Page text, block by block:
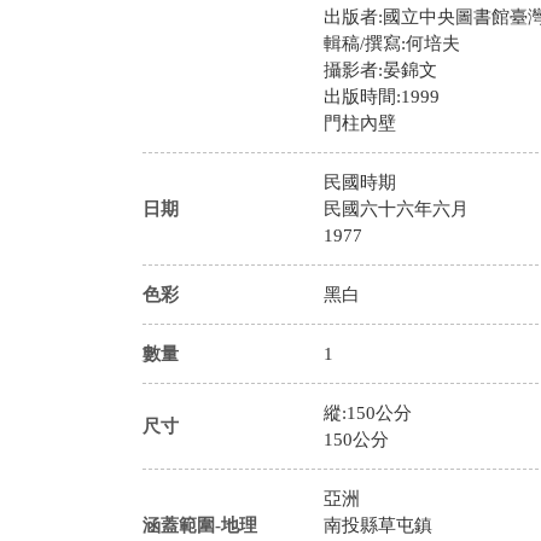
出版者:國立中央圖書館臺
輯稿/撰寫:何培夫
攝影者:晏錦文
出版時間:1999
門柱內壁
日期
民國時期
民國六十六年六月
1977
色彩 黑白
數量 1
尺寸
縱:150公分
150公分
涵蓋範圍-地理
亞洲
南投縣草屯鎮